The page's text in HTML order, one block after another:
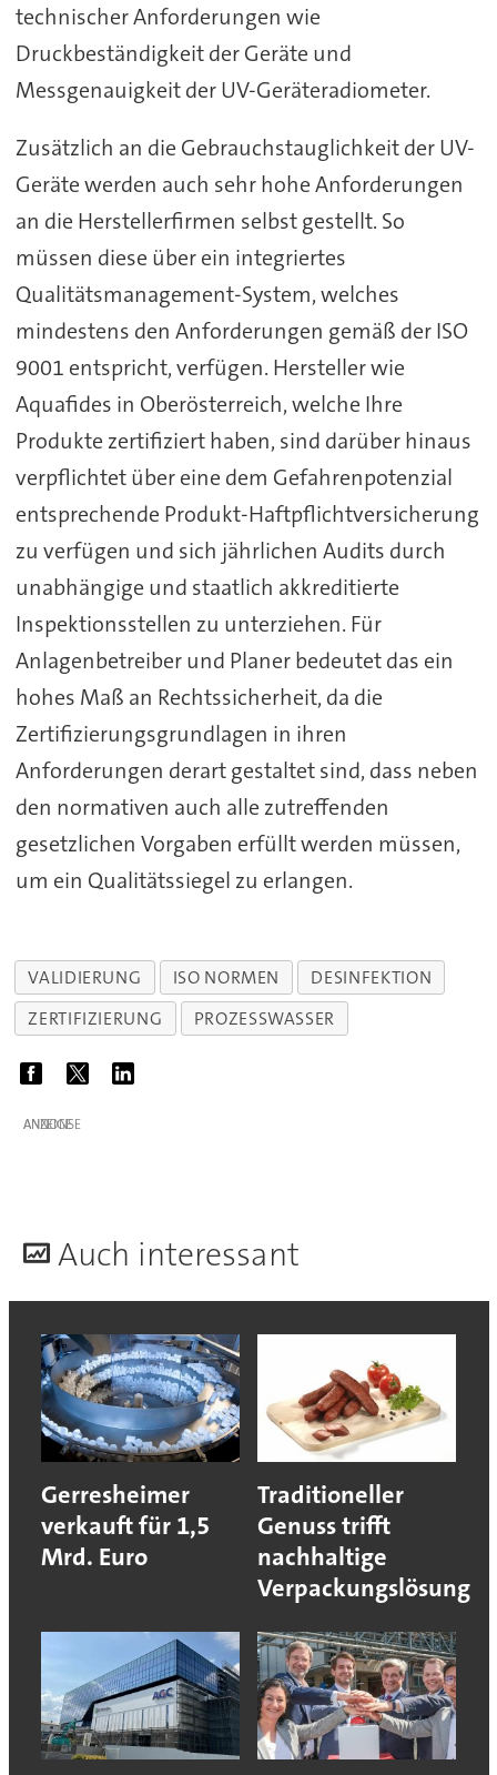
technischer Anforderungen wie
Druckbeständigkeit der Geräte und
Messgenauigkeit der UV-Geräteradiometer.
Zusätzlich an die Gebrauchstauglichkeit der UV-
Geräte werden auch sehr hohe Anforderungen
an die Herstellerfirmen selbst gestellt. So
müssen diese über ein integriertes
Qualitätsmanagement-System, welches
mindestens den Anforderungen gemäß der ISO
9001 entspricht, verfügen. Hersteller wie
Aquafides in Oberösterreich, welche Ihre
Produkte zertifiziert haben, sind darüber hinaus
verpflichtet über eine dem Gefahrenpotenzial
entsprechende Produkt-Haftpflichtversicherung
zu verfügen und sich jährlichen Audits durch
unabhängige und staatlich akkreditierte
Inspektionsstellen zu unterziehen. Für
Anlagenbetreiber und Planer bedeutet das ein
hohes Maß an Rechtssicherheit, da die
Zertifizierungsgrundlagen in ihren
Anforderungen derart gestaltet sind, dass neben
den normativen auch alle zutreffenden
gesetzlichen Vorgaben erfüllt werden müssen,
um ein Qualitätssiegel zu erlangen.
VALIDIERUNG ISO NORMEN
DESINFEKTION
ZERTIFIZIERUNG
PROZESSWASSER
ANZEIGE
Auch interessant
Gerresheimer
verkauft für 1,5
Mrd. Euro
Traditioneller
Genuss trifft
nachhaltige
Verpackungslösung